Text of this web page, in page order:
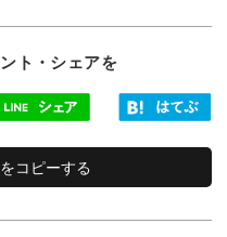
ト・シェアを
コピーする